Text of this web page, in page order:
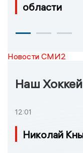
области
Новости СМИ2
Наш Хоккей
12:01
Николай